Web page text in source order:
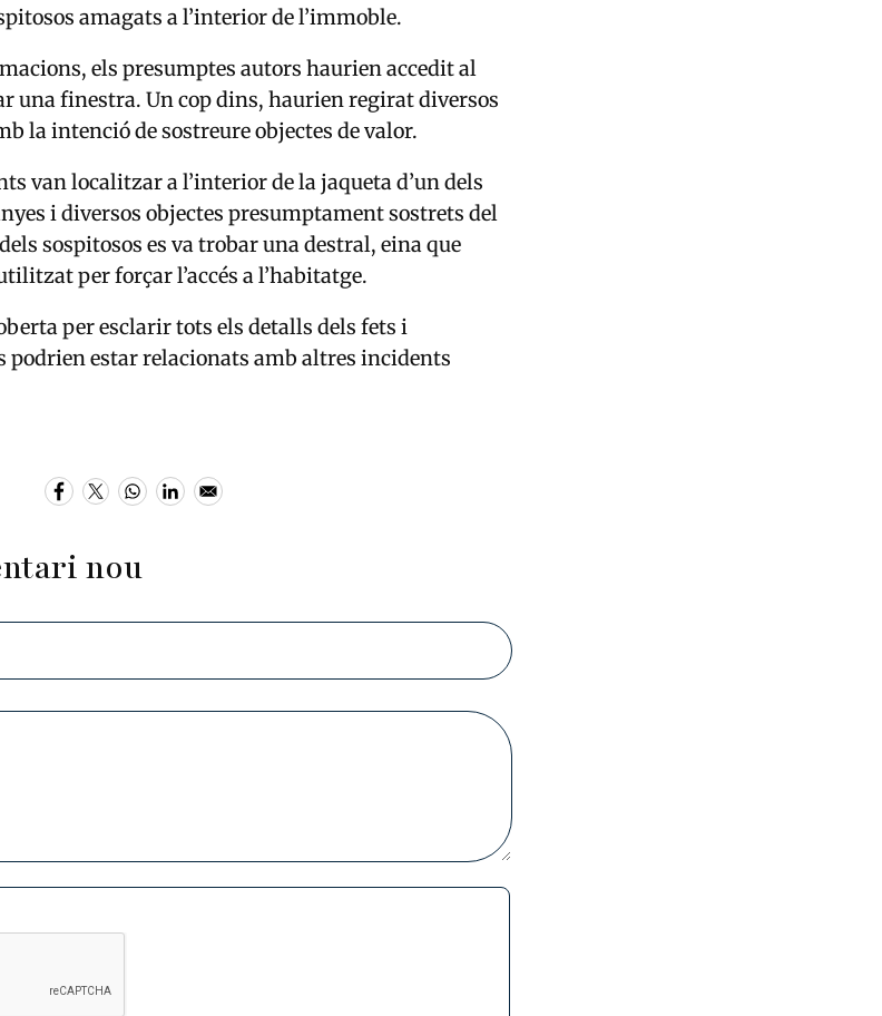
amagats a l’interior de l’immoble.
els presumptes autors haurien accedit al
una finestra. Un cop dins, haurien regirat diversos
la intenció de sostreure objectes de valor.
van localitzar a l’interior de la jaqueta d’un dels
i diversos objectes presumptament sostrets del
sospitosos es va trobar una destral, eina que
per forçar l’accés a l’habitatge.
per esclarir tots els detalls dels fets i
podrien estar relacionats amb altres incidents
nou